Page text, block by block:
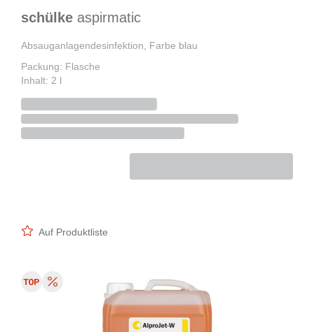
schülke aspirmatic
Absauganlagendesinfektion, Farbe blau
Packung: Flasche
Inhalt: 2 l
Auf Produktliste